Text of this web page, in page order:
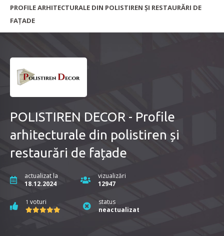
PROFILE ARHITECTURALE DIN POLISTIREN ȘI RESTAURĂRI DE
FAȚADE
POLISTIREN DECOR - Profile
arhitecturale din polistiren și
restaurări de fațade
actualizat la
18.12.2024
vizualizări
12947
1 voturi
status
neactualizat